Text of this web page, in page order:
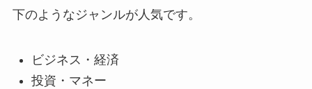
下のようなジャンルが人気です。
ビジネス・経済
投資・マネー